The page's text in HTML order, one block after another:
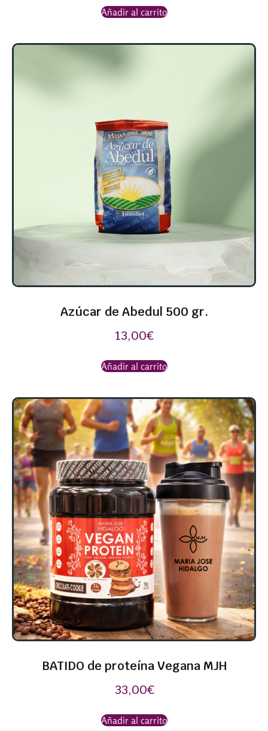
Añadir al carrito
Azúcar de Abedul 500 gr.
13,00€
Añadir al carrito
BATIDO de proteína Vegana MJH
33,00€
Añadir al carrito